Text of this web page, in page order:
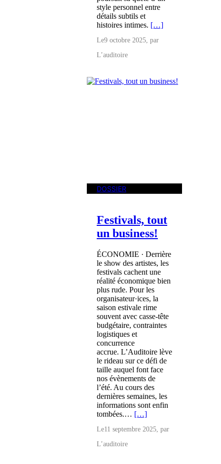
style personnel entre
détails subtils et
histoires intimes. […]
Le9 octobre 2025, par
L’auditoire
DOSSIER
Festivals, tout
un business!
ÉCONOMIE · Derrière
le show des artistes, les
festivals cachent une
réalité économique bien
plus rude. Pour les
organisateur·ices, la
saison estivale rime
souvent avec casse-tête
budgétaire, contraintes
logistiques et
concurrence
accrue. L’Auditoire lève
le rideau sur ce défi de
taille auquel font face
nos évènements de
l’été. Au cours des
dernières semaines, les
informations sont enfin
tombées.… […]
Le11 septembre 2025 , par
L’auditoire